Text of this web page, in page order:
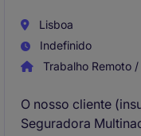
Lisboa
Indefinido
Trabalho Remoto
O nosso cliente
Seguradora